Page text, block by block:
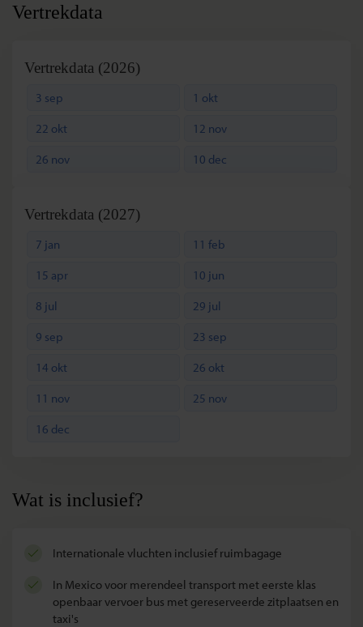
Vertrekdata
Vertrekdata (2026)
3 sep
1 okt
22 okt
12 nov
26 nov
10 dec
Vertrekdata (2027)
7 jan
11 feb
15 apr
10 jun
8 jul
29 jul
9 sep
23 sep
14 okt
26 okt
11 nov
25 nov
16 dec
Wat is inclusief?
internationale vluchten inclusief ruimbagage
in Mexico voor merendeel transport met eerste klas
openbaar vervoer bus met gereserveerde zitplaatsen en
taxi's